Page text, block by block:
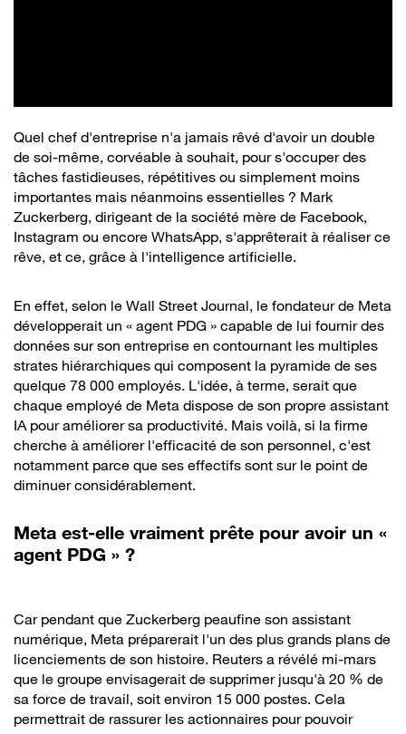
Quel chef d'entreprise n'a jamais rêvé d'avoir un double
de soi-même, corvéable à souhait, pour s'occuper des
tâches fastidieuses, répétitives ou simplement moins
importantes mais néanmoins essentielles ? Mark
Zuckerberg, dirigeant de la société mère de Facebook,
Instagram ou encore WhatsApp, s'apprêterait à réaliser ce
rêve, et ce, grâce à l'intelligence artificielle.
En effet, selon le Wall Street Journal, le fondateur de Meta
développerait un « agent PDG » capable de lui fournir des
données sur son entreprise en contournant les multiples
strates hiérarchiques qui composent la pyramide de ses
quelque 78 000 employés. L'idée, à terme, serait que
chaque employé de Meta dispose de son propre assistant
IA pour améliorer sa productivité. Mais voilà, si la firme
cherche à améliorer l'efficacité de son personnel, c'est
notamment parce que ses effectifs sont sur le point de
diminuer considérablement.
Meta est-elle vraiment prête pour avoir un «
agent PDG » ?
Car pendant que Zuckerberg peaufine son assistant
numérique, Meta préparerait l'un des plus grands plans de
licenciements de son histoire. Reuters a révélé mi-mars
que le groupe envisagerait de supprimer jusqu'à 20 % de
sa force de travail, soit environ 15 000 postes. Cela
permettrait de rassurer les actionnaires pour pouvoir